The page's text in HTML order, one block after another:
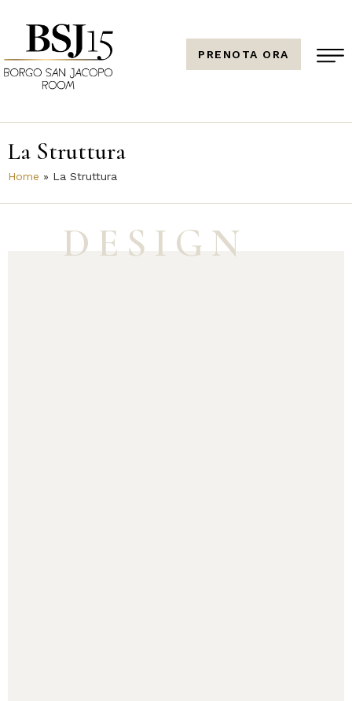
PRENOTA ORA
La Struttura
Home » La Struttura
DESIGN